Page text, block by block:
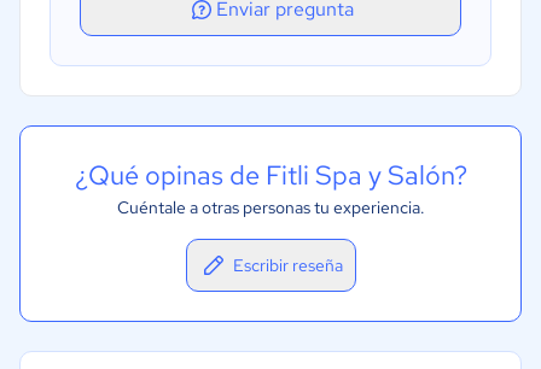
Enviar pregunta
¿Qué opinas de Fitli Spa y Salón?
Cuéntale a otras personas tu experiencia.
Escribir reseña